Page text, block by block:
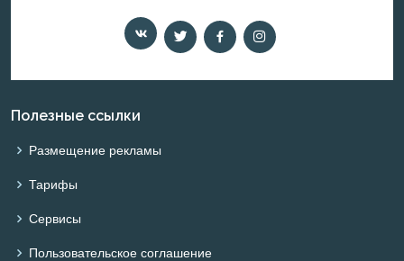
Полезные ссылки
Размещение рекламы
Тарифы
Сервисы
Пользовательское соглашение